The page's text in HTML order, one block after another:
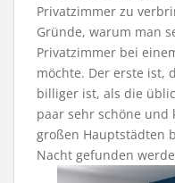
Privatzimmer zu
Gründe, warum man
Privatzimmer bei
möchte. Der erste ist,
billiger ist, als die
paar sehr schöne
großen Hauptstädten
Nacht gefunden